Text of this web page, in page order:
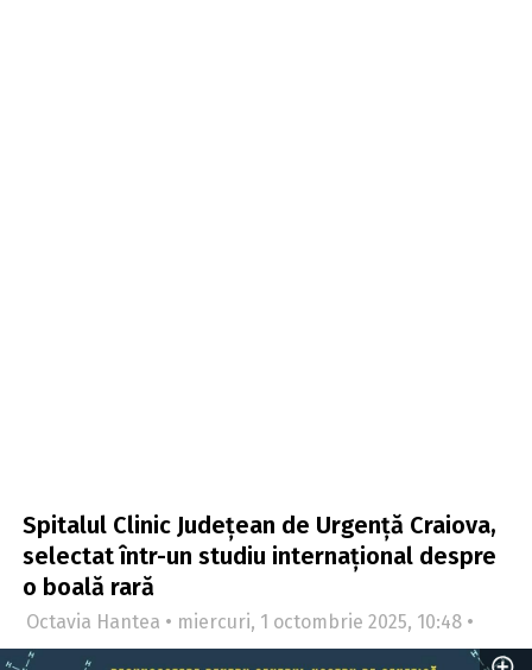
Spitalul Clinic Județean de Urgență Craiova,
selectat într-un studiu internațional despre
o boală rară
Octavia Hantea • miercuri, 1 octombrie 2025, 10:48 •